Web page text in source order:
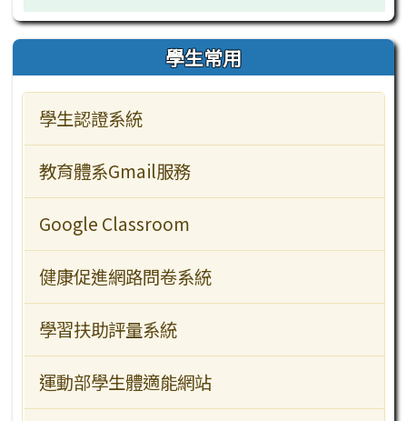
學生常用
主題網站
教學資源
行政服務
訪客常用
行事曆
檔案下載
行事曆
校園公告
檔案下載
行事曆
業務職掌
檔案下載
學生常用
學生認證系統
教育體系Gmail服務
Google Classroom
健康促進網路問卷系統
學習扶助評量系統
運動部學生體適能網站